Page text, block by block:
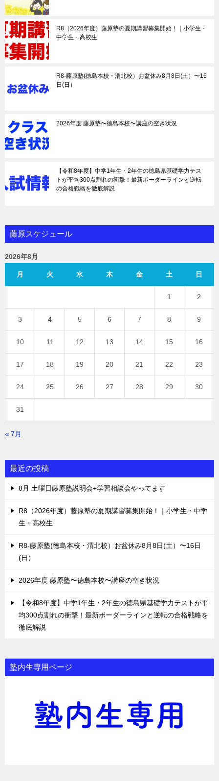
R8（2026年度）藤原塾の夏期講習募集開始！｜小学生・
中学生・高校生
R8-藤原塾(徳島本校・渭北校）お盆休み8月8日(土）〜16
日(日）
2026年度 藤原塾〜徳島本校〜講座の空き状況
【令和8年度】中学1年生・2年生の徳島県基礎学力テス
トが平均300点割れの衝撃！最新ボーダーラインと逆転
の合格戦略を徹底解説
藤原スケジュール
2026年8月
月 火 水 木 金 土 日
1 2
3 4 5 6 7 8 9
10 11 12 13 14 15 16
17 18 19 20 21 22 23
24 25 26 27 28 29 30
31
« 7月
最近の投稿
8月 土曜日藤原塾説明会+学習相談会やってます
R8（2026年度）藤原塾の夏期講習募集開始！｜小学生・中学
生・高校生
R8-藤原塾(徳島本校・渭北校）お盆休み8月8日(土）〜16日
(日）
2026年度 藤原塾〜徳島本校〜講座の空き状況
【令和8年度】中学1年生・2年生の徳島県基礎学力テストが平
均300点割れの衝撃！最新ボーダーラインと逆転の合格戦略を
徹底解説
塾内生専用ページ